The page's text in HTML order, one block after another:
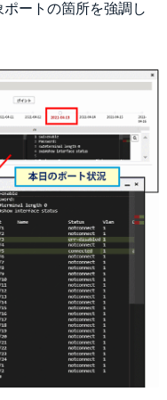
ートの箇所を強調し